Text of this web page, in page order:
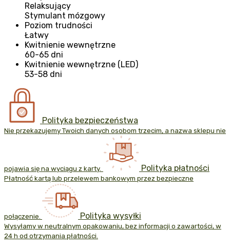
Relaksujący
Stymulant mózgowy
Poziom trudności
Łatwy
Kwitnienie wewnętrzne
60-65 dni
Kwitnienie wewnętrzne (LED)
53-58 dni
Polityka bezpieczeństwa
Nie przekazujemy Twoich danych osobom trzecim, a nazwa sklepu nie
pojawia się na wyciągu z karty. Polityka płatności
Płatność kartą lub przelewem bankowym przez bezpieczne
połączenie. Polityka wysyłki
Wysyłamy w neutralnym opakowaniu, bez informacji o zawartości, w
24 h od otrzymania płatności.